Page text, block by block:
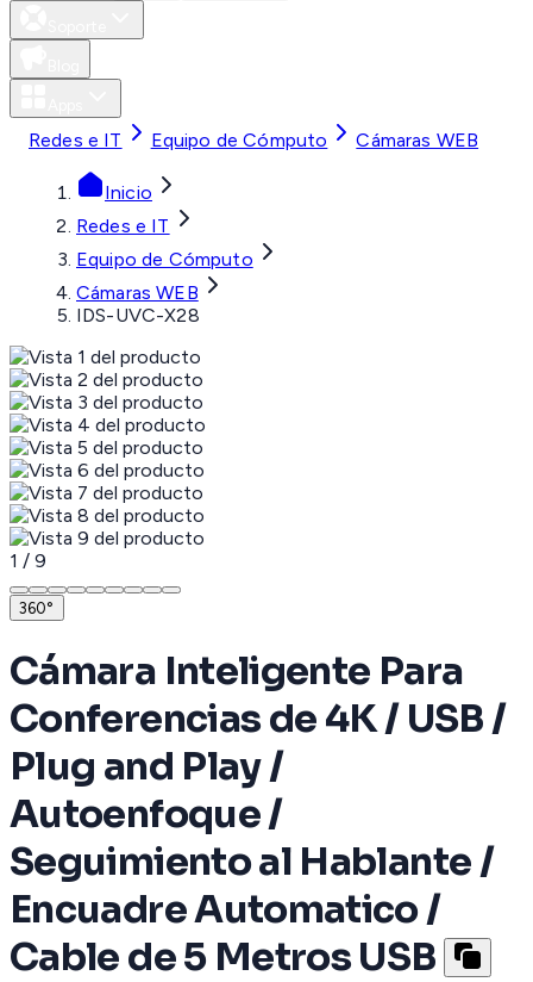
Redes e IT Equipo de Cómputo Cámaras WEB
Inicio
Redes e IT
Equipo de Cómputo
Cámaras WEB
IDS-UVC-X28
1 / 9
360°
Cámara Inteligente Para
Conferencias de 4K / USB /
Plug and Play /
Autoenfoque /
Seguimiento al Hablante /
Encuadre Automatico /
Cable de 5 Metros USB